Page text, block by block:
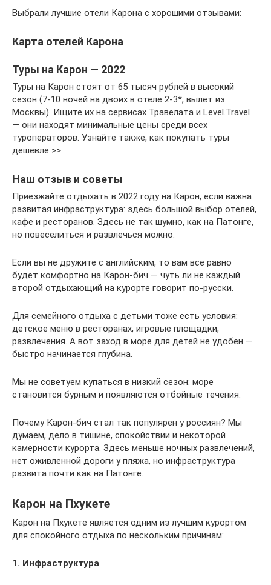
Выбрали лучшие отели Карона с хорошими отзывами:
Карта отелей Карона
Туры на Карон — 2022
Туры на Карон стоят от 65 тысяч рублей в высокий
сезон (7-10 ночей на двоих в отеле 2-3*, вылет из
Москвы). Ищите их на сервисах Травелата и Level.Travel
— они находят минимальные цены среди всех
туроператоров. Узнайте также, как покупать туры
дешевле >>
Наш отзыв и советы
Приезжайте отдыхать в 2022 году на Карон, если важна
развитая инфраструктура: здесь большой выбор отелей,
кафе и ресторанов. Здесь не так шумно, как на Патонге,
но повеселиться и развлечься можно.
Если вы не дружите с английским, то вам все равно
будет комфортно на Карон-бич — чуть ли не каждый
второй отдыхающий на курорте говорит по-русски.
Для семейного отдыха с детьми тоже есть условия:
детское меню в ресторанах, игровые площадки,
развлечения. А вот заход в море для детей не удобен —
быстро начинается глубина.
Мы не советуем купаться в низкий сезон: море
становится бурным и появляются отбойные течения.
Почему Карон-бич стал так популярен у россиян? Мы
думаем, дело в тишине, спокойствии и некоторой
камерности курорта. Здесь меньше ночных развлечений,
нет оживленной дороги у пляжа, но инфраструктура
развита почти как на Патонге.
Карон на Пхукете
Карон на Пхукете является одним из лучшим курортом
для спокойного отдыха по нескольким причинам:
1. Инфраструктура